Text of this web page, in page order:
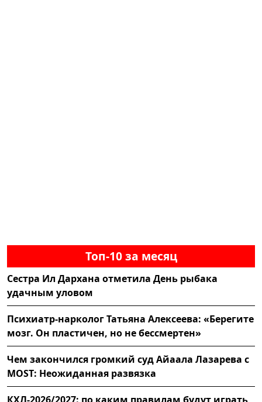
Топ-10 за месяц
Сестра Ил Дархана отметила День рыбака
удачным уловом
Психиатр-нарколог Татьяна Алексеева: «Берегите
мозг. Он пластичен, но не бессмертен»
Чем закончился громкий суд Айаала Лазарева с
MOST: Неожиданная развязка